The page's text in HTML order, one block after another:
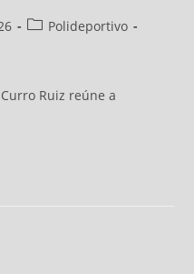
Polideportivo
Ruiz reúne a